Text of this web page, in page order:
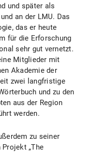
und später als
an der LMU. Das
das er heute
für die Erforschung
sehr gut vernetzt.
Mitglieder mit
Akademie der
zwei langfristige
und zu den
aus der Region
werden.
zu seiner
„The